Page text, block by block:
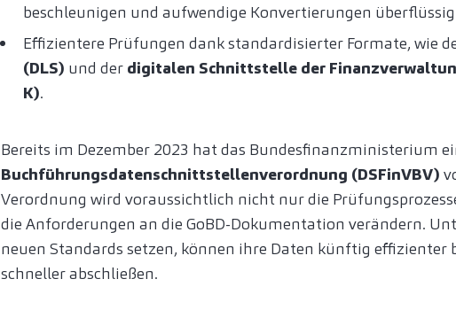
beschleunigen und aufwendige Konvertierungen
Effizientere Prüfungen dank standardisierter Formate, wie
(DLS) und der digitalen Schnittstelle der
K).
Bereits im Dezember 2023 hat das Bundesfinanzministerium
Buchführungsdatenschnittstellenverordnung (DSFinVBV)
Verordnung wird voraussichtlich nicht nur die
die Anforderungen an die GoBD-Dokumentation verändern.
neuen Standards setzen, können ihre Daten künftig effizienter
schneller abschließen.